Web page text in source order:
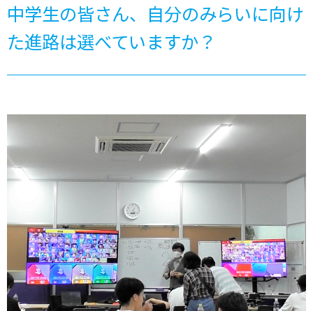
中学生の皆さん、自分のみらいに向け
た進路は選べていますか？